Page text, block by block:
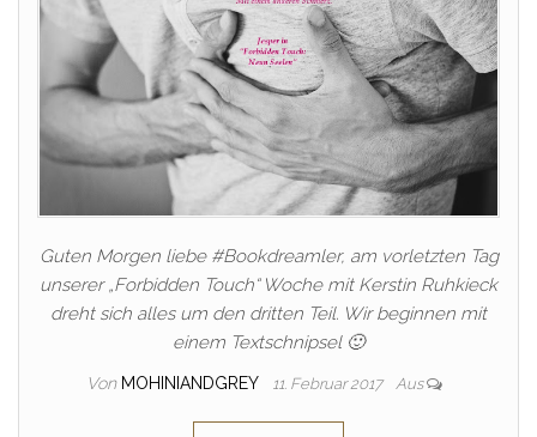
Guten Morgen liebe #Bookdreamler, am vorletzten Tag
unserer „Forbidden Touch“ Woche mit Kerstin Ruhkieck
dreht sich alles um den dritten Teil. Wir beginnen mit
einem Textschnipsel 🙂
Von MOHINIANDGREY 11. Februar 2017 Aus